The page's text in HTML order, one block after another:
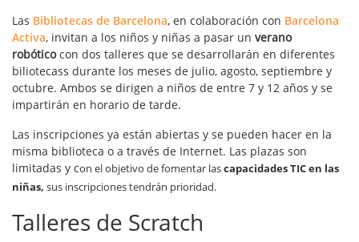
Las Bibliotecas de Barcelona, en colaboración con Barcelona
Activa, invitan a los niños y niñas a pasar un verano
robóticocon dos talleres que se desarrollarán en diferentes
biliotecass durante los meses de julio, agosto, septiembre y
octubre. Ambos se dirigen a niños de entre 7 y 12 años y se
impartirán en horario de tarde.
Las inscripciones ya están abiertas y se pueden hacer en la
misma biblioteca o a través de Internet. Las plazas son
limitadas y con el objetivo de fomentar lascapacidades TIC en las
niñas, sus inscripciones tendrán prioridad.
Talleres de Scratch